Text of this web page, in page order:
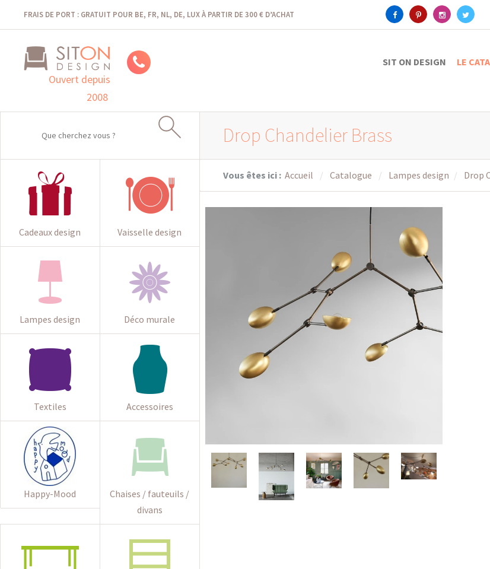
FRAIS DE PORT : GRATUIT POUR BE, FR, NL, DE, LUX À PARTIR DE 300 € D’ACHAT
Ouvert depuis
2008
SIT ON DESIGN LE
Cadeaux design Vaisselle design
Lampes design Déco murale
Textiles Accessoires
Happy-Mood
Chaises / fauteuils /
divans
Drop Chandelier Brass
Vous êtes ici : Accueil Catalogue Lampes design Drop